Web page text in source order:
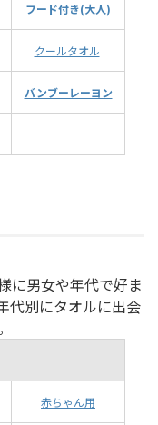
フード付き(大人)
クールタオル
バンブーレーヨン
に男女や年代で好ま
代別にタオルに出会
赤ちゃん用